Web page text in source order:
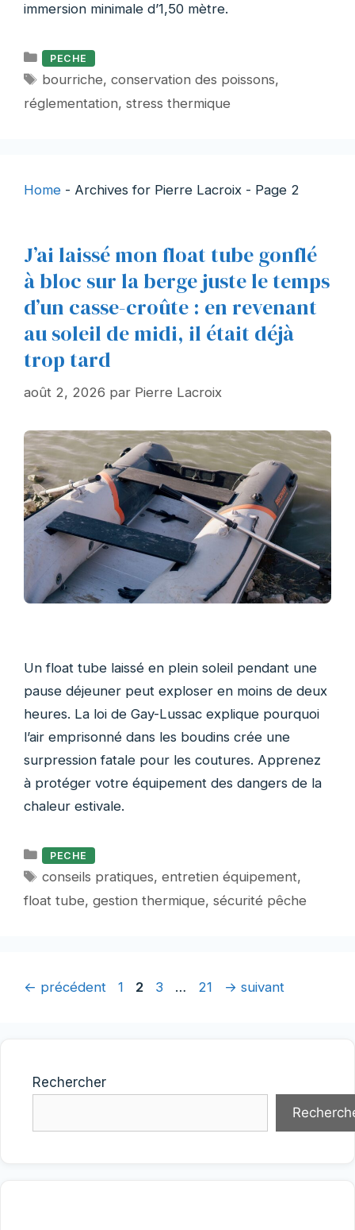
immersion minimale d’1,50 mètre.
Catégories
PECHE
Étiquettes
bourriche,conservation des poissons,
réglementation, stress thermique
Home - Archives for Pierre Lacroix - Page 2
J’ai laissé mon float tube gonflé
à bloc sur la berge juste le temps
d’un casse-croûte : en revenant
au soleil de midi, il était déjà
trop tard
août 2, 2026 par Pierre Lacroix
Un float tube laissé en plein soleil pendant une
pause déjeuner peut exploser en moins de deux
heures. La loi de Gay-Lussac explique pourquoi
l’air emprisonné dans les boudins crée une
surpression fatale pour les coutures. Apprenez
à protéger votre équipement des dangers de la
chaleur estivale.
Catégories
PECHE
Étiquettes
conseils pratiques,entretien équipement,
float tube, gestion thermique, sécurité pêche
← précédent Page
1 Page
2 Page
3 … Page
21 → suivant
Rechercher